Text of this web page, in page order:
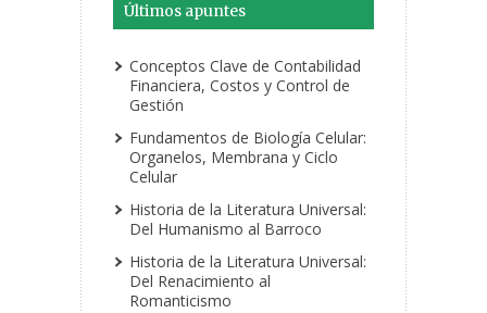
Últimos apuntes
Conceptos Clave de Contabilidad
Financiera, Costos y Control de
Gestión
Fundamentos de Biología Celular:
Organelos, Membrana y Ciclo
Celular
Historia de la Literatura Universal:
Del Humanismo al Barroco
Historia de la Literatura Universal:
Del Renacimiento al
Romanticismo